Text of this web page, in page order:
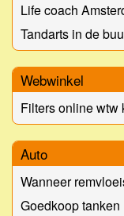
Life coach
Tandarts in de
Webwinkel
Filters online wtw
Auto
Wanneer
Goedkoop tanken